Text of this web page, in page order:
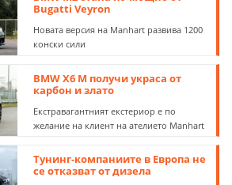
Bugatti Veyron
Новата версия на Manhart развива 1200
конски сили
BMW X6 M получи украса от
карбон и злато
Екстравагантният екстериор е по
желание на клиент на ателието Manhart
Тунинг-компаниите в Европа не
се отказват от дизела